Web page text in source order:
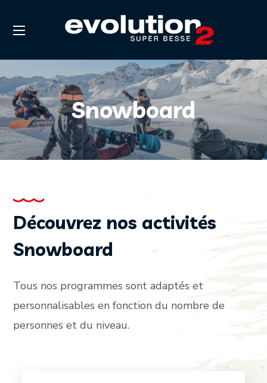
Snowboard
Découvrez nos activités
Snowboard
Tous nos programmes sont adaptés et
personnalisables en fonction du nombre de
personnes et du niveau.